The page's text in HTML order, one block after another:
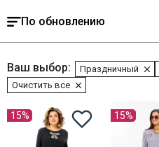
По обновлению
Ваш выбор: Праздничный
Очистить все
15% 15%